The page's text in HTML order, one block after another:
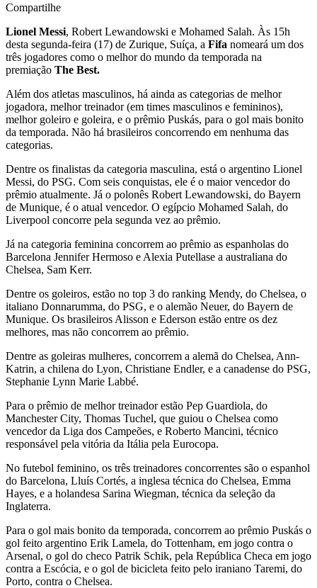
Compartilhe
Lionel Messi, Robert Lewandowski e Mohamed Salah. Às 15h
desta segunda-feira (17) de Zurique, Suíça, a Fifa nomeará um dos
três jogadores como o melhor do mundo da temporada na
premiação The Best.
Além dos atletas masculinos, há ainda as categorias de melhor
jogadora, melhor treinador (em times masculinos e femininos),
melhor goleiro e goleira, e o prêmio Puskás, para o gol mais bonito
da temporada. Não há brasileiros concorrendo em nenhuma das
categorias.
Dentre os finalistas da categoria masculina, está o argentino Lionel
Messi, do PSG. Com seis conquistas, ele é o maior vencedor do
prêmio atualmente. Já o polonês Robert Lewandowski, do Bayern
de Munique, é o atual vencedor. O egípcio Mohamed Salah, do
Liverpool concorre pela segunda vez ao prêmio.
Já na categoria feminina concorrem ao prêmio as espanholas do
Barcelona Jennifer Hermoso e Alexia Putellase a australiana do
Chelsea, Sam Kerr.
Dentre os goleiros, estão no top 3 do ranking Mendy, do Chelsea, o
italiano Donnarumma, do PSG, e o alemão Neuer, do Bayern de
Munique. Os brasileiros Alisson e Ederson estão entre os dez
melhores, mas não concorrem ao prêmio.
Dentre as goleiras mulheres, concorrem a alemã do Chelsea, Ann-
Katrin, a chilena do Lyon, Christiane Endler, e a canadense do PSG,
Stephanie Lynn Marie Labbé.
Para o prêmio de melhor treinador estão Pep Guardiola, do
Manchester City, Thomas Tuchel, que guiou o Chelsea como
vencedor da Liga dos Campeões, e Roberto Mancini, técnico
responsável pela vitória da Itália pela Eurocopa.
No futebol feminino, os três treinadores concorrentes são o espanhol
do Barcelona, Lluís Cortés, a inglesa técnica do Chelsea, Emma
Hayes, e a holandesa Sarina Wiegman, técnica da seleção da
Inglaterra.
Para o gol mais bonito da temporada, concorrem ao prêmio Puskás o
gol feito argentino Erik Lamela, do Tottenham, em jogo contra o
Arsenal, o gol do checo Patrik Schik, pela República Checa em jogo
contra a Escócia, e o gol de bicicleta feito pelo iraniano Taremi, do
Porto, contra o Chelsea.